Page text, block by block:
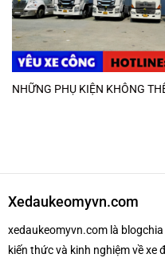
NHỮNG PHỤ KIỆN KHÔNG
Xedaukeomyvn.com
xedaukeomyvn.com là
kiến thức và kinh nghiệm về xe